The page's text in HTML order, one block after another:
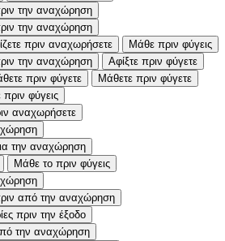
την αναχώρηση
την αναχώρηση
πριν αναχωρήσετε
Μάθε πριν φύγεις
την αναχώρηση
Αφίξτε πριν φύγετε
πριν φύγετε
Μάθετε πριν φύγετε
φύγεις
αναχωρήσετε
την αναχώρηση
Μάθε το πριν φύγεις
από την αναχώρηση
πριν την έξοδο
την αναχώρηση